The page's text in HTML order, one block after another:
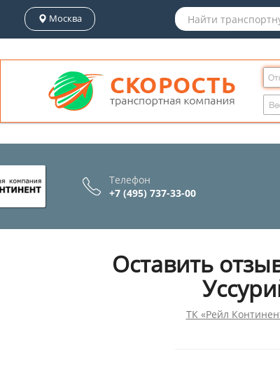
Москва
Телефон
+7 (495) 737-33-00
Оставить
ТК «Рейл